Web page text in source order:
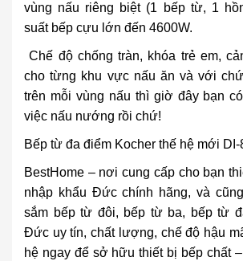
vùng nấu riêng biệt (1 bếp từ, 1
suất bếp cựu lớn đến 4600W.
Chế độ chống tràn, khóa trẻ em,
cho từng khu vực nấu ăn và với
trên mỗi vùng nấu thì giờ đây bạn
việc nấu nướng rồi chứ!
Bếp từ đa điểm Kocher thế hệ mới DI-
BestHome – nơi cung cấp cho bạn
nhập khẩu Đức chính hãng, và
sắm bếp từ đôi, bếp từ ba, bếp từ
Đức uy tín, chất lượng, chế độ hậu
hệ ngay để sở hữu thiết bị bếp chất